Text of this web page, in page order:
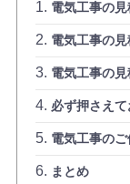
電気工事の
電気工事の
電気工事の
必ず押さえ
電気工事の
まとめ